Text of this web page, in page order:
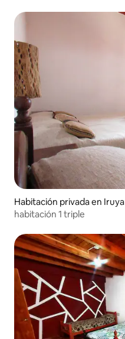
Habitación privada en Iruya
habitación 1 triple